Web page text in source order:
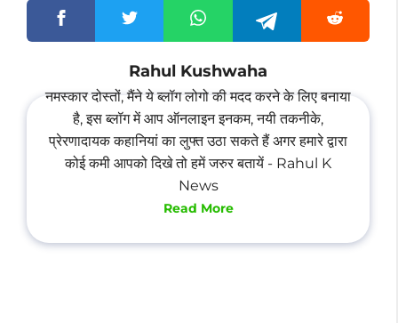
Rahul Kushwaha
नमस्कार दोस्तों, मैंने ये ब्लॉग लोगो की मदद करने के लिए बनाया
है, इस ब्लॉग में आप ऑनलाइन इनकम, नयी तकनीके,
प्रेरणादायक कहानियां का लुफ्त उठा सकते हैं अगर हमारे द्वारा
कोई कमी आपको दिखे तो हमें जरुर बतायें - Rahul K
News
Read More